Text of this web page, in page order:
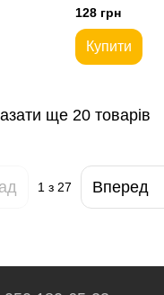
екстрактом алое.
128 грн
Купити
ще 20 товарів
1 з 27 Вперед